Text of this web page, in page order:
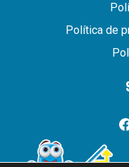
Política de